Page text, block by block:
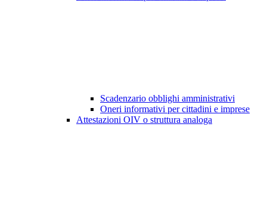
Scadenzario obblighi amministrativi
Oneri informativi per cittadini e imprese
Attestazioni OIV o struttura analoga